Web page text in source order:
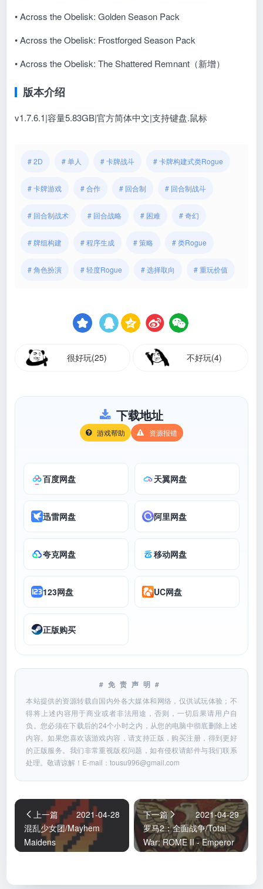
• Across the Obelisk: Golden Season Pack
• Across the Obelisk: Frostforged Season Pack
•Across the Obelisk: The Shattered Remnant（新增）
版本介绍
v1.7.6.1|容量5.83GB|官方简体中文|支持键盘.鼠标
# 2D # 单人 # 卡牌战斗 # 卡牌构建式类Rogue
# 卡牌游戏 # 合作 # 回合制 # 回合制战斗
# 回合制战术 # 回合战略 # 困难 # 奇幻
# 牌组构建 # 程序生成 # 策略 # 类Rogue
# 角色扮演 # 轻度Rogue # 选择取向 # 重玩价值
很好玩(25) 不好玩(4)
下载地址
游戏帮助 资源报错
百度网盘 天翼网盘
迅雷网盘 阿里网盘
夸克网盘 移动网盘
123网盘 UC网盘
正版购买
#免责声明#
本站提供的资源转载自国内外各大媒体和网络，仅供试玩体验；不
得将上述内容用于商业或者非法用途，否则，一切后果请用户自
负。您必须在下载后的24个小时之内，从您的电脑中彻底删除上述
内容。如果您喜欢该游戏内容，请支持正版，购买注册，得到更好
的正版服务。我们非常重视版权问题，如有侵权请邮件与我们联系
处理。敬请谅解！E-mail：tousu996@gmail.com
上一篇
2021-04-28
混乱少女团/Mayhem
Maidens
下一篇
2021-04-29
罗马2：全面战争/Total
War: ROME II - Emperor